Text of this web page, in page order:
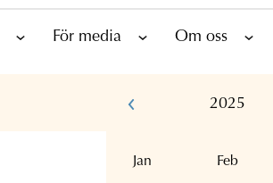
För media Om oss
2025
Jan Feb